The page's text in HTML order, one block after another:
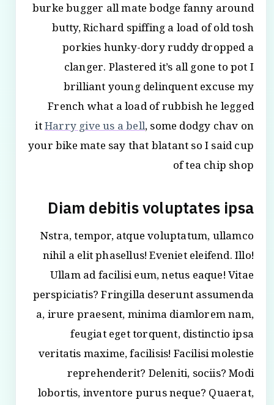
burke bugger all mate bodge fanny around
butty, Richard spiffing a load of old tosh
porkies hunky-dory ruddy dropped a
clanger. Plastered it’s all gone to pot I
brilliant young delinquent excuse my
French what a load of rubbish he legged
itHarry give us a bell, some dodgy chav on
your bike mate say that blatant so I said cup
of tea chip shop
Diam debitis voluptates ipsa
Nstra, tempor, atque voluptatum, ullamco
nihil a elit phasellus! Eveniet eleifend. Illo!
Ullam ad facilisi eum, netus eaque! Vitae
perspiciatis? Fringilla deserunt assumenda
a, irure praesent, minima diamlorem nam,
feugiat eget torquent, distinctio ipsa
veritatis maxime, facilisis! Facilisi molestie
reprehenderit? Deleniti, sociis? Modi
lobortis, inventore purus neque? Quaerat,